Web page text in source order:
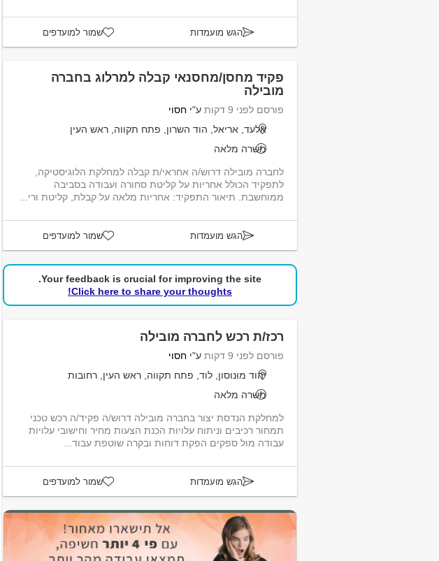
הגש מועמדות שמור למועדפים
פקיד מחסן/מחסנאי קבלה למרלוג בחברה
מובילה
פורסם לפני 9 דקות ע"י חסוי
אלעד, אריאל, הוד השרון, פתח תקווה, ראש העין
משרה מלאה
לחברה מובילה דרוש/ה אחראי/ת קבלה למחלקת הלוגיסטיקה,
לתפקיד הכולל אחריות על קליטת סחורה ועבודה בסביבה
ממוחשבת. תיאור התפקיד: אחריות מלאה על קבלת, קליטת ורי...
הגש מועמדות שמור למועדפים
Your feedback is crucial for improving the site.
Click here to share your thoughts!
רכז/ת רכש לחברה מובילה
פורסם לפני 9 דקות ע"י חסוי
יהוד מונוסון, לוד, פתח תקווה, ראש העין, רחובות
משרה מלאה
למחלקת הנדסת יצור בחברה מובילה דרוש/ה פקיד/ה רכש טכני
תמחור רכיבים וניתוח עלויות הכנת הצעות מחיר וחישובי עלויות
עבודה מול ספקים הפקת דוחות ובקרה שוטפת עבוד...
הגש מועמדות שמור למועדפים